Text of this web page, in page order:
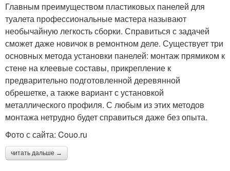
Главным преимуществом пластиковых панелей для
туалета профессиональные мастера называют
необычайную легкость сборки. Справиться с задачей
сможет даже новичок в ремонтном деле. Существует три
основных метода установки панелей: монтаж прямиком к
стене на клеевые составы, прикрепление к
предварительно подготовленной деревянной
обрешетке, а также вариант с установкой
металлического профиля. С любым из этих методов
монтажа нетрудно будет справиться даже без опыта.
Фото с сайта: Couo.ru
читать дальше →